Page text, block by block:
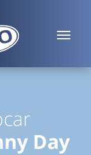
Day